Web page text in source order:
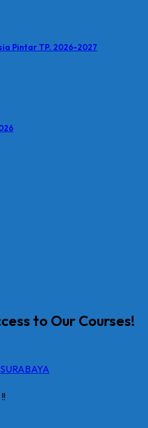
Pintar TP. 2026-2027
to Our Courses!